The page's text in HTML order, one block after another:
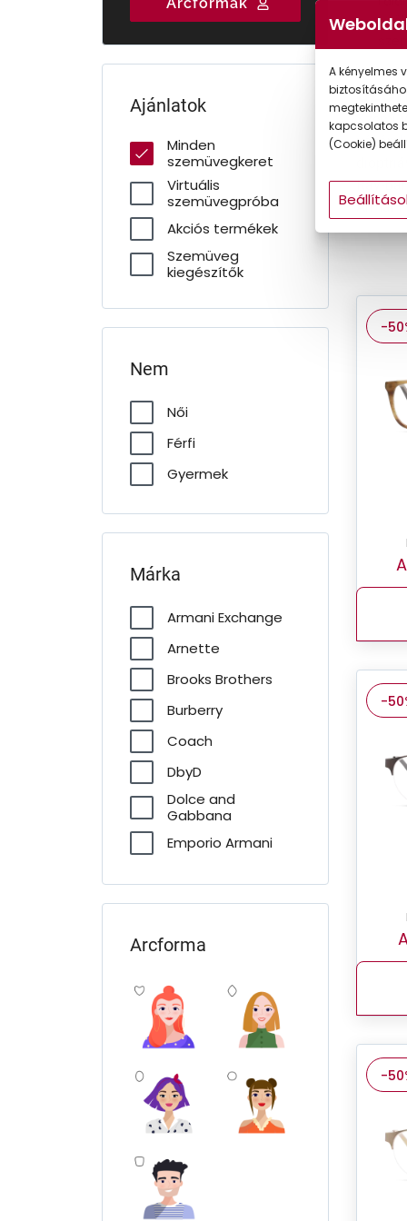
Ajánlatok
Minden
szemüvegkeret
Virtuális
szemüvegpróba
Akciós termékek
Szemüveg
kiegészítők
Nem
Női
Férfi
Gyermek
Márka
Armani Exchange
Arnette
Brooks Brothers
Burberry
Coach
DbyD
Dolce and
Gabbana
Emporio Armani
Furla
Jimmy Choo
Michael Kors
O'Neill
Oakley
Polo Ralph Lauren
Prada
Arcforma
ajánlatunk közül!
szemüvegét
online!
Ray-
Armani
-
-
-
A kényelmes
kapcsolatos
(Cookie)